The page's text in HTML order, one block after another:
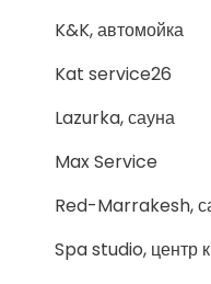
K&K, автомойка
Kat service26
Lazurka, сауна
Max Service
Red-Marrakesh,
Spa studio, центр